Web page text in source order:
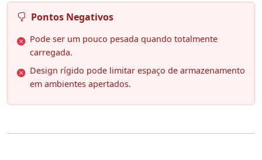
Pontos Negativos
Pode ser um pouco pesada quando totalmente
carregada.
Design rígido pode limitar espaço de armazenamento
em ambientes apertados.